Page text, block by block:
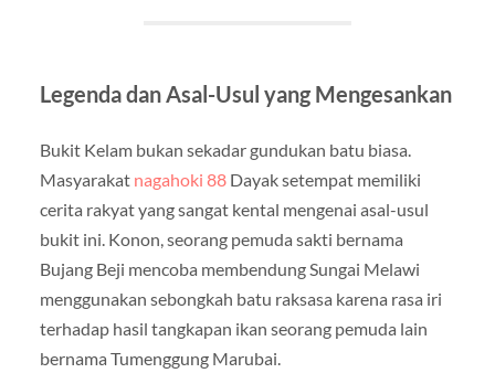
Legenda dan Asal-Usul yang Mengesankan
Bukit Kelam bukan sekadar gundukan batu biasa.
Masyarakat nagahoki 88Dayak setempat memiliki
cerita rakyat yang sangat kental mengenai asal-usul
bukit ini. Konon, seorang pemuda sakti bernama
Bujang Beji mencoba membendung Sungai Melawi
menggunakan sebongkah batu raksasa karena rasa iri
terhadap hasil tangkapan ikan seorang pemuda lain
bernama Tumenggung Marubai.